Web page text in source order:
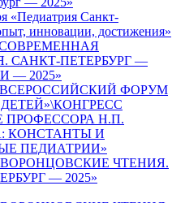
«Педиатрия Санкт-
инновации, достижения»
САНКТ-ПЕТЕРБУРГ —
— 2025»
ВСЕРОССИЙСКИЙ ФОРУМ
ПРОФЕССОРА Н.П.
КОНСТАНТЫ И
ПЕДИАТРИИ»
«ВОРОНЦОВСКИЕ ЧТЕНИЯ.
— 2025»